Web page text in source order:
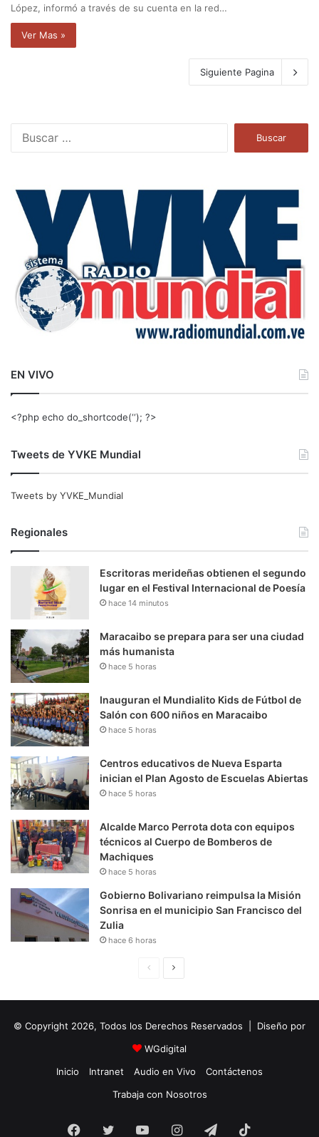
López, informó a través de su cuenta en la red…
Ver Mas »
Siguiente Pagina
a
EN VIVO
<?php echo do_shortcode(‘‘); ?>
Tweets de YVKE Mundial
Tweets by YVKE_Mundial
Regionales
Escritoras merideñas obtienen el segundo
lugar en el Festival Internacional de Poesía
hace 14 minutos
Maracaibo se prepara para ser una ciudad
más humanista
hace 5 horas
Inauguran el Mundialito Kids de Fútbol de
Salón con 600 niños en Maracaibo
hace 5 horas
Centros educativos de Nueva Esparta
inician el Plan Agosto de Escuelas Abiertas
hace 5 horas
Alcalde Marco Perrota dota con equipos
técnicos al Cuerpo de Bomberos de
Machiques
hace 5 horas
Gobierno Bolivariano reimpulsa la Misión
Sonrisa en el municipio San Francisco del
Zulia
hace 6 horas
i
n
a
u
i
e
e
© Copyright 2026, Todos los Derechos Reservados | Diseño por
WGdigital
Inicio
Intranet Audio en Vivo
Contáctenos
Trabaja con Nosotros
Facebook
Twitter YouTubeInstagramTelegram